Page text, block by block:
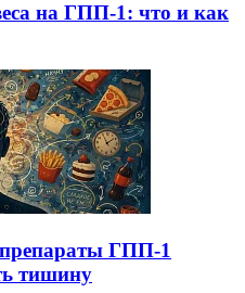
на ГПП-1: что и как
ГПП-1
тишину